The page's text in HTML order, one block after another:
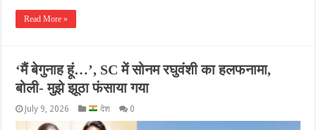
Read More »
‘मैं बेगुनाह हूं…’, SC में सोनम रघुवंशी का हलफनामा,
बोली- मुझे झूठा फंसाया गया
July 9, 2026 देश 0